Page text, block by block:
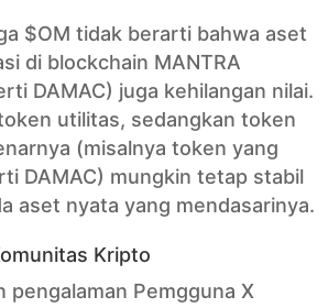
$OM tidak berarti bahwa aset
di blockchain MANTRA
DAMAC) juga kehilangan nilai.
utilitas, sedangkan token
(misalnya token yang
DAMAC) mungkin tetap stabil
aset nyata yang mendasarinya.
Kripto
pengalaman Pemgguna X